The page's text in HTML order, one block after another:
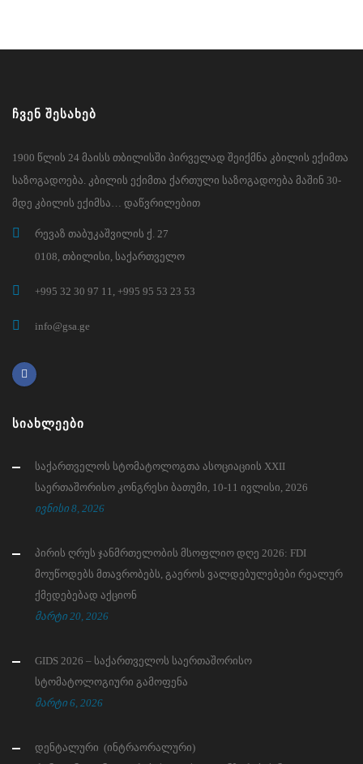
ᲩᲕᲔᲜ ᲨᲔᲡᲐᲮᲔᲑ
1900 წლის 24 მაისს თბილისში პირველად შეიქმნა კბილის ექიმთა
საზოგადოება. კბილის ექიმთა ქართული საზოგადოება მაშინ 30-
მდე კბილის ექიმსა… დაწვრილებით
რევაზ თაბუკაშვილის ქ. 27
0108, თბილისი, საქართველო
+995 32 30 97 11, +995 95 53 23 53
info@gsa.ge
ᲡᲘᲐᲮᲚᲔᲔᲑᲘ
საქართველოს სტომატოლოგთა ასოციაციის XXII
საერთაშორისო კონგრესი ბათუმი, 10-11 ივლისი, 2026
ივნისი 8, 2026
პირის ღრუს ჯანმრთელობის მსოფლიო დღე 2026: FDI
მოუწოდებს მთავრობებს, გაეროს ვალდებულებები რეალურ
ქმედებებად აქციონ
მარტი 20, 2026
GIDS 2026 – საქართველოს საერთაშორისო
სტომატოლოგიური გამოფენა
მარტი 6, 2026
დენტალური (ინტრაორალური)